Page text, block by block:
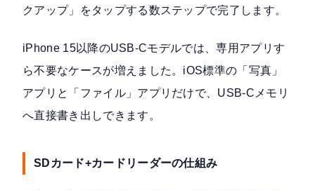
クアップ」をタップする数ステップで完了します。
iPhone 15以降のUSB-Cモデルでは、専用アプリす
ら不要なケースが増えました。iOS標準の「写真」
アプリと「ファイル」アプリだけで、USB-Cメモリ
へ直接書き出しできます。
SDカード+カードリーダーの仕組み